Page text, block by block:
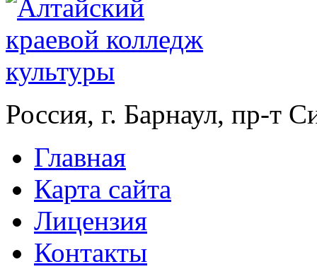
Россия, г. Барнаул, пр-т
Главная
Карта сайта
Лицензия
Контакты